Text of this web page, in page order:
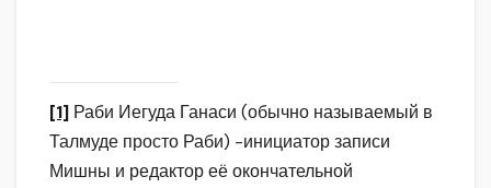
[1] Раби Иегуда Ганаси (обычно называемый в
Талмуде просто Раби) -инициатор записи
Мишны и редактор её окончательной